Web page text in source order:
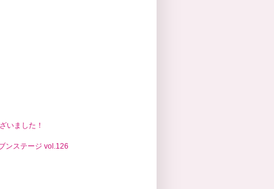
いました！
ンステージ vol.126